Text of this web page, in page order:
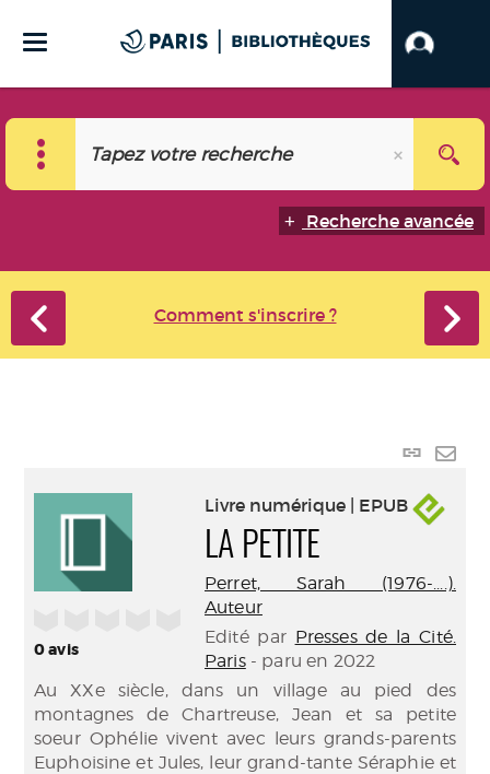
Recherche avancée
Comment s'inscrire ?
Lien
0avis
Livre numérique | EPUB
LA PETITE
Perret, Sarah (1976-....).
Auteur
Edité par Presses de la Cité.
Paris- paru en 2022
Au XXe siècle, dans un village au pied des
montagnes de Chartreuse, Jean et sa petite
soeur Ophélie vivent avec leurs grands-parents
Euphoisine et Jules, leur grand-tante Séraphie et